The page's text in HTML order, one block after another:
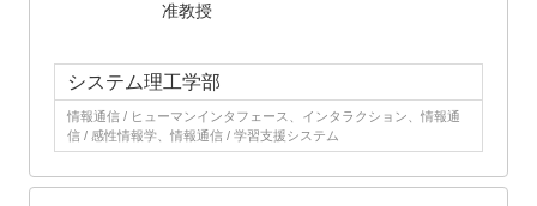
准教授
システム理工学部
情報通信 / ヒューマンインタフェース、インタラクション、情報通
信 / 感性情報学、情報通信 / 学習支援システム